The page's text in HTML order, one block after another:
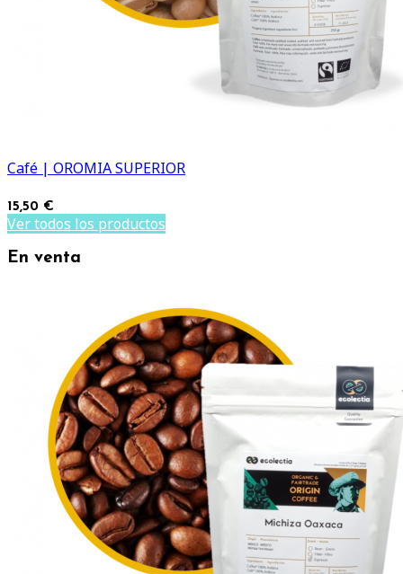
Café | OROMIA SUPERIOR
15,50 €
Ver todos los productos
En venta